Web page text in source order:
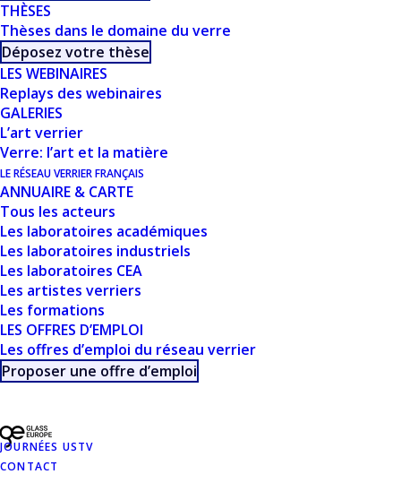
THÈSES
Thèses dans le domaine du verre
Déposez votre thèse
LES WEBINAIRES
Replays des webinaires
GALERIES
L’art verrier
Verre: l’art et la matière
LE RÉSEAU VERRIER FRANÇAIS
ANNUAIRE & CARTE
Tous les acteurs
Les laboratoires académiques
Les laboratoires industriels
Les laboratoires CEA
Les artistes verriers
Les formations
LES OFFRES D’EMPLOI
Les offres d’emploi du réseau verrier
Proposer une offre d’emploi
JOURNÉES USTV
CONTACT
Maxime Cavillon (ICMMO)
Woldemar A. Weyl International Glass Scientist
2024 de l’ICG.
EN SAVOIR PLUS …